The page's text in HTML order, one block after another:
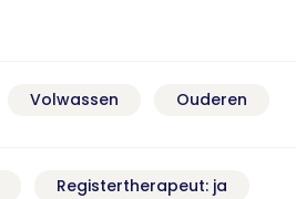
Volwassen Ouderen
Registertherapeut: ja